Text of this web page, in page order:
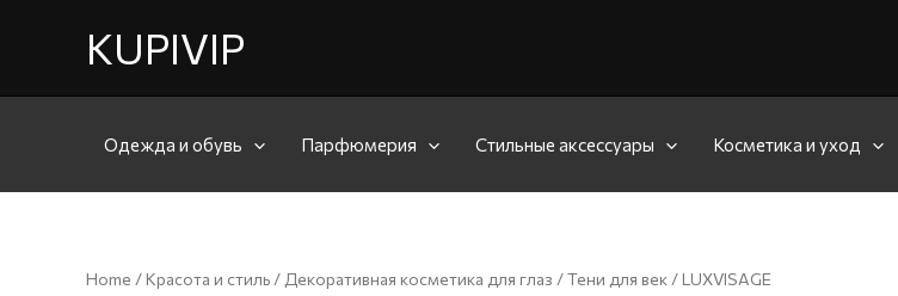
KUPIVIP
Одежда и обувь Парфюмерия Стильные аксессуары Косметика и уход
Home /Красота и стиль / Декоративная косметика для глаз /Тени для век / LUXVISAGE